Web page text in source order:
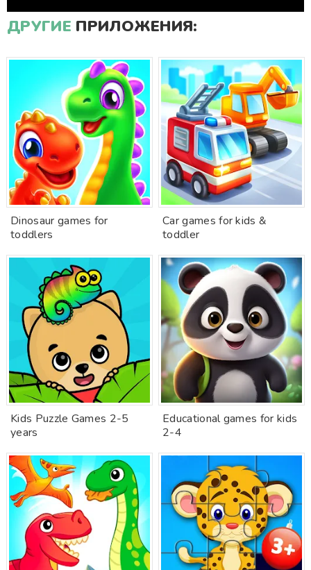
ДРУГИЕ ПРИЛОЖЕНИЯ:
Dinosaur games for
toddlers
Car games for kids &
toddler
Kids Puzzle Games 2-5
years
Educational games for kids
2-4